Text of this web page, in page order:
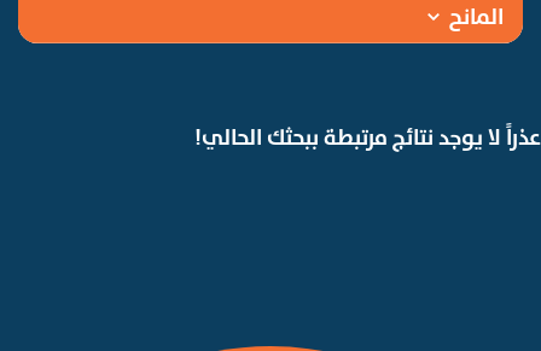
المانح
عذراً لا يوجد نتائج مرتبطة ببحثك الحالي!